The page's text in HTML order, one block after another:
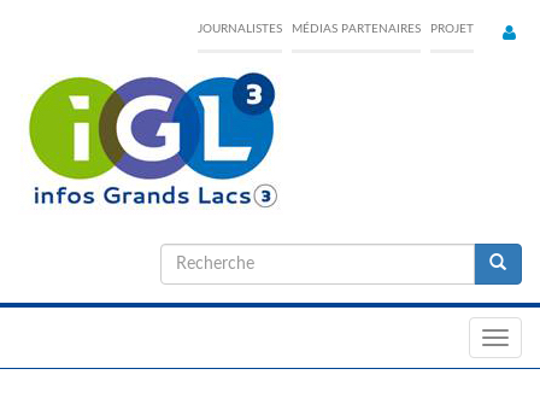
content
JOURNALISTES MÉDIAS PARTENAIRES PROJET
Formulaire
de